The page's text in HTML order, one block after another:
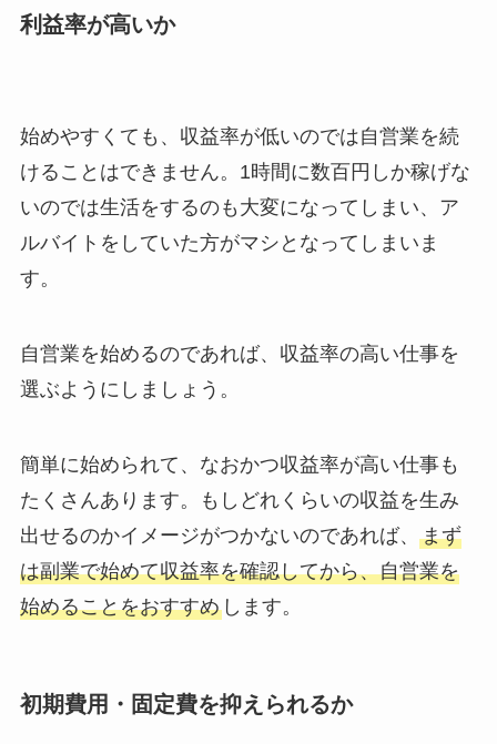
利益率が高いか
始めやすくても、収益率が低いのでは自営業を続
けることはできません。1時間に数百円しか稼げな
いのでは生活をするのも大変になってしまい、ア
ルバイトをしていた方がマシとなってしまいま
す。
自営業を始めるのであれば、収益率の高い仕事を
選ぶようにしましょう。
簡単に始められて、なおかつ収益率が高い仕事も
たくさんあります。もしどれくらいの収益を生み
出せるのかイメージがつかないのであれば、 まず
は副業で始めて収益率を確認してから、自営業を
始めることをおすすめします。
初期費用・固定費を抑えられるか